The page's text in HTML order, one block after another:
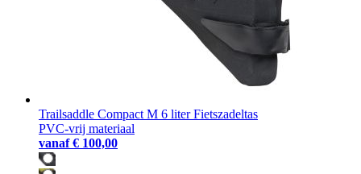
Trailsaddle Compact M 6 liter Fietszadeltas
PVC-vrij materiaal
vanaf € 100,00